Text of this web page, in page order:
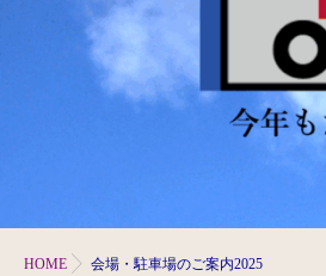
HOME 会場・駐車場のご案内2025